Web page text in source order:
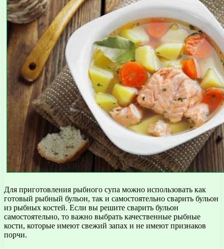
Для приготовления рыбного супа можно использовать как
готовый рыбный бульон, так и самостоятельно сварить бульон
из рыбных костей. Если вы решите сварить бульон
самостоятельно, то важно выбрать качественные рыбные
кости, которые имеют свежий запах и не имеют признаков
порчи.